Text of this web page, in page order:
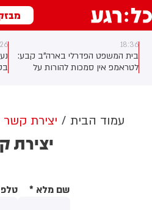
18:36
בית המשפט הפדרלי בארה"ב קבע:
לטראמפ אין סמכות להורות על
לממשל תינתן אפשרות לערער על
ההחלטה
עמוד הבית יצירת קשר
יצירת
שם מלא *